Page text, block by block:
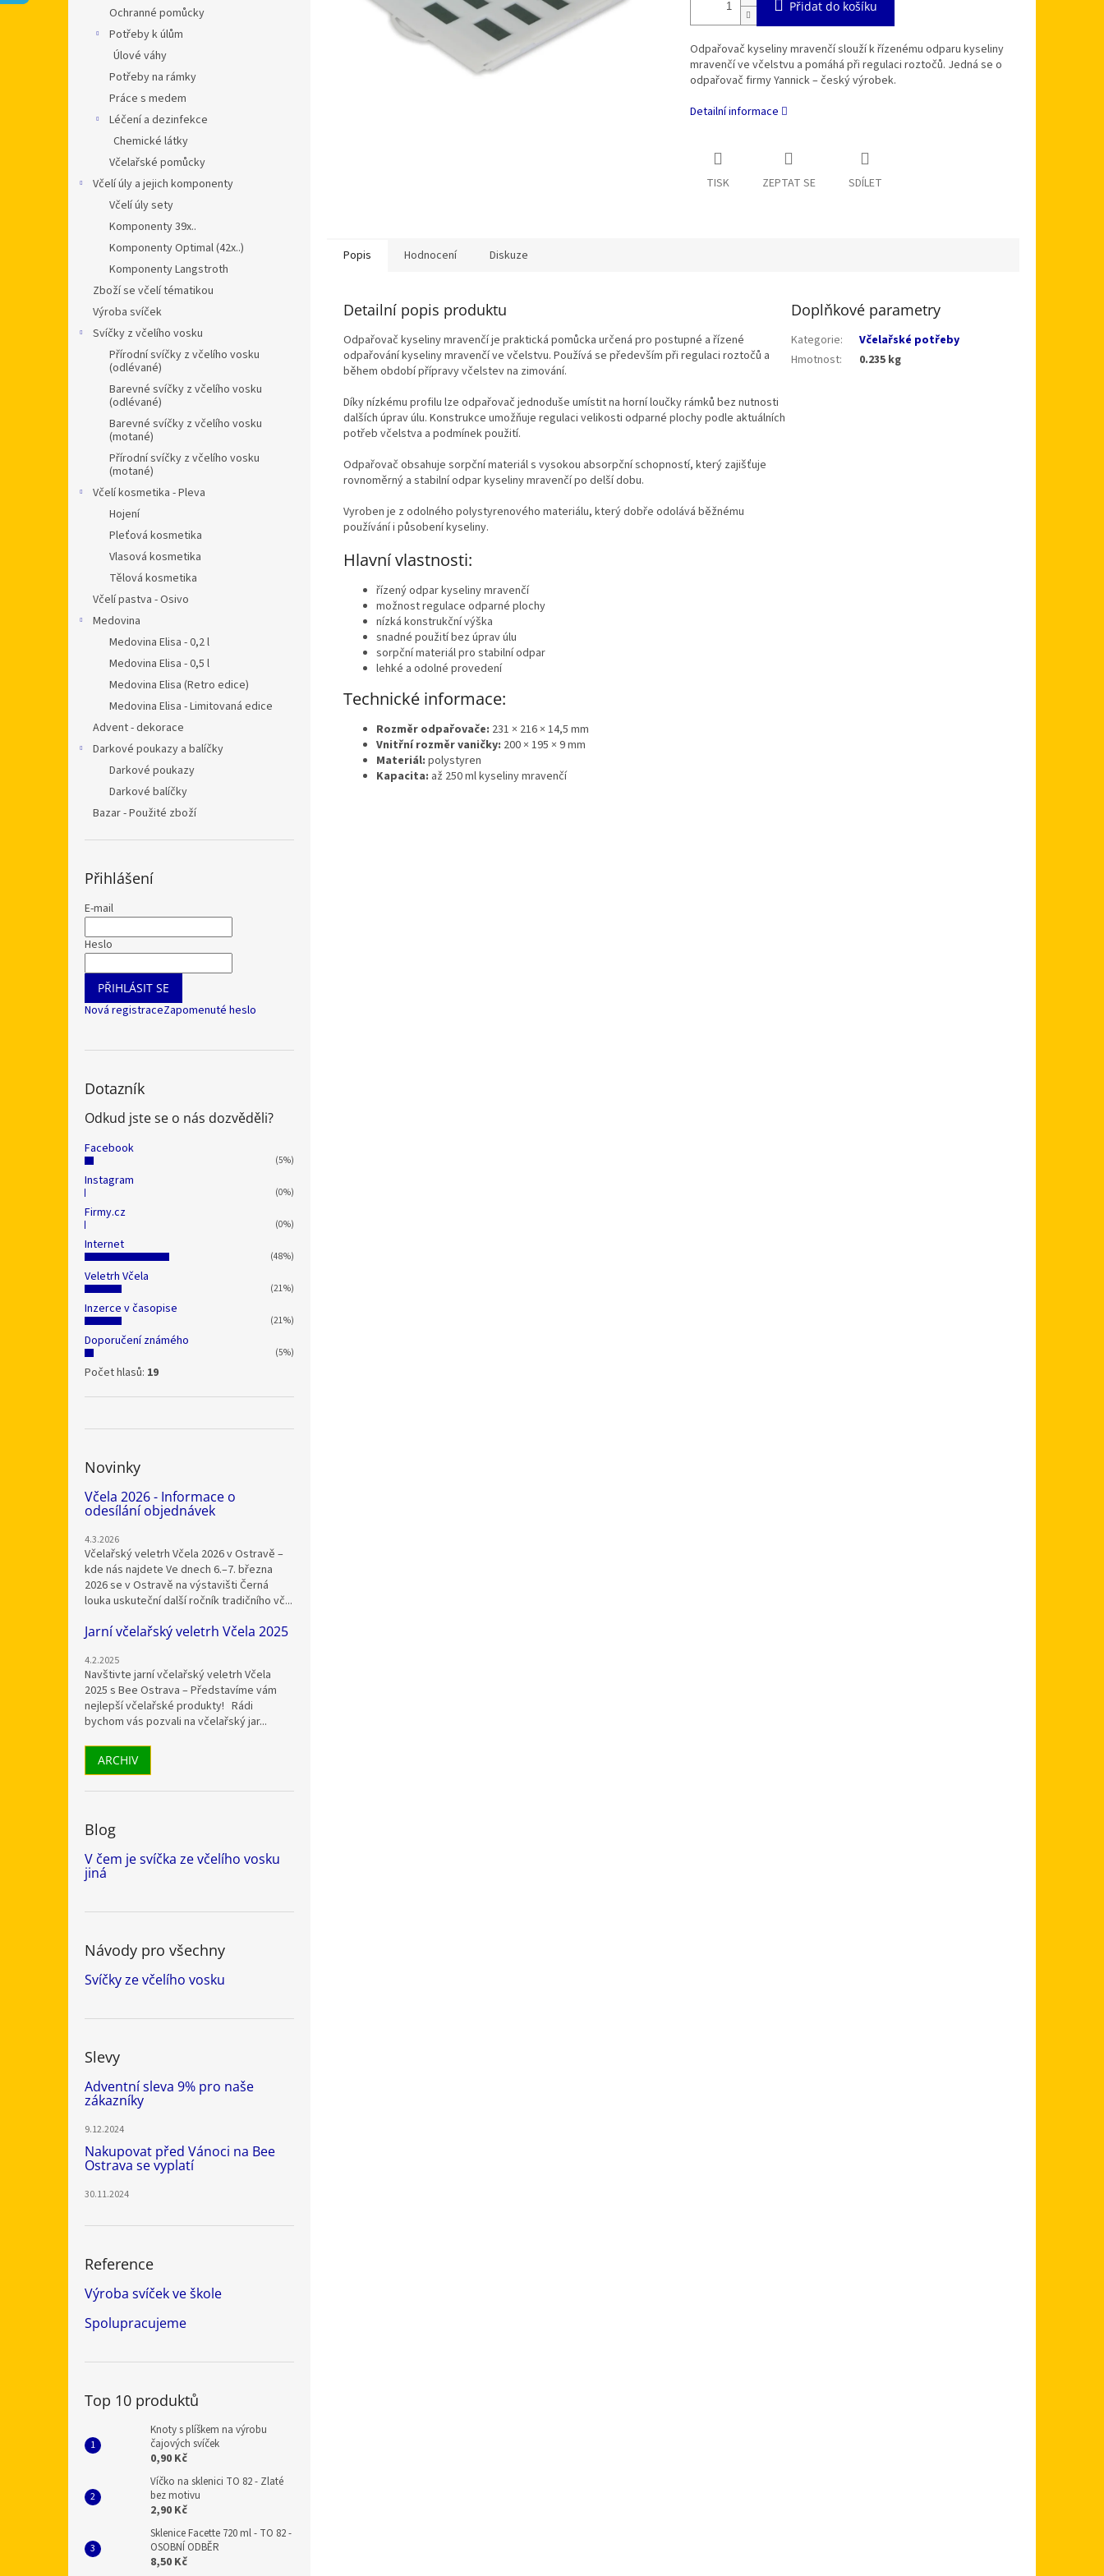
Ochranné pomůcky
Potřeby k úlům
Úlové váhy
Potřeby na rámky
Práce s medem
Léčení a dezinfekce
Chemické látky
Včelařské pomůcky
Včelí úly a jejich komponenty
Včelí úly sety
Komponenty 39x..
Komponenty Optimal (42x..)
Komponenty Langstroth
Zboží se včelí tématikou
Výroba svíček
Svíčky z včelího vosku
Přírodní svíčky z včelího vosku
(odlévané)
Barevné svíčky z včelího vosku
(odlévané)
Barevné svíčky z včelího vosku
(motané)
Přírodní svíčky z včelího vosku
(motané)
Včelí kosmetika - Pleva
Hojení
Pleťová kosmetika
Vlasová kosmetika
Tělová kosmetika
Včelí pastva - Osivo
Medovina
Medovina Elisa - 0,2 l
Medovina Elisa - 0,5 l
Medovina Elisa (Retro edice)
Medovina Elisa - Limitovaná edice
Advent - dekorace
Darkové poukazy a balíčky
Darkové poukazy
Darkové balíčky
Bazar - Použité zboží
Přihlášení
E-mail
Heslo
PŘIHLÁSIT SE
Nová registraceZapomenuté heslo
Dotazník
Odkud jste se o nás dozvěděli?
Facebook
(5%)
Instagram
(0%)
Firmy.cz
(0%)
Internet
(48%)
Veletrh Včela
(21%)
Inzerce v časopise
(21%)
Doporučení známého
(5%)
Počet hlasů: 19
Novinky
Včela 2026 - Informace o
odesílání objednávek
4.3.2026
Včelařský veletrh Včela 2026 v Ostravě –
kde nás najdete Ve dnech 6.–7. března
2026 se v Ostravě na výstavišti Černá
louka uskuteční další ročník tradičního vč...
Jarní včelařský veletrh Včela 2025
4.2.2025
Navštivte jarní včelařský veletrh Včela
2025 s Bee Ostrava – Představíme vám
nejlepší včelařské produkty! Rádi
bychom vás pozvali na včelařský jar...
ARCHIV
Blog
V čem je svíčka ze včelího vosku
jiná
Návody pro všechny
Svíčky ze včelího vosku
Slevy
Adventní sleva 9% pro naše
zákazníky
9.12.2024
Nakupovat před Vánoci na Bee
Ostrava se vyplatí
30.11.2024
Reference
Výroba svíček ve škole
Spolupracujeme
Top 10 produktů
Knoty s plíškem na výrobu
čajových svíček
0,90 Kč
Víčko na sklenici TO 82 - Zlaté
bez motivu
2,90 Kč
Sklenice Facette 720 ml - TO 82 -
OSOBNÍ ODBĚR
8,50 Kč
Přidat do košíku
Odpařovač kyseliny mravenčí slouží k řízenému odparu kyseliny
mravenčí ve včelstvu a pomáhá při regulaci roztočů. Jedná se o
odpařovač firmy Yannick – český výrobek.
Detailní informace
TISK ZEPTAT SE SDÍLET
Popis Hodnocení Diskuze
Detailní popis produktu
Odpařovač kyseliny mravenčí je praktická pomůcka určená pro postupné a řízené
odpařování kyseliny mravenčí ve včelstvu. Používá se především při regulaci roztočů a
během období přípravy včelstev na zimování.
Díky nízkému profilu lze odpařovač jednoduše umístit na horní loučky rámků bez nutnosti
dalších úprav úlu. Konstrukce umožňuje regulaci velikosti odparné plochy podle aktuálních
potřeb včelstva a podmínek použití.
Odpařovač obsahuje sorpční materiál s vysokou absorpční schopností, který zajišťuje
rovnoměrný a stabilní odpar kyseliny mravenčí po delší dobu.
Vyroben je z odolného polystyrenového materiálu, který dobře odolává běžnému
používání i působení kyseliny.
Hlavní vlastnosti:
řízený odpar kyseliny mravenčí
možnost regulace odparné plochy
nízká konstrukční výška
snadné použití bez úprav úlu
sorpční materiál pro stabilní odpar
lehké a odolné provedení
Technické informace:
Rozměr odpařovače: 231 × 216 × 14,5 mm
Vnitřní rozměr vaničky: 200 × 195 × 9 mm
Materiál: polystyren
Kapacita: až 250 ml kyseliny mravenčí
Doplňkové parametry
Kategorie:
Včelařské potřeby
Hmotnost: 0.235 kg